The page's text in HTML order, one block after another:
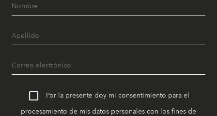
Por la presente doy mi consentimiento para el
procesamiento de mis datos personales con los fines de